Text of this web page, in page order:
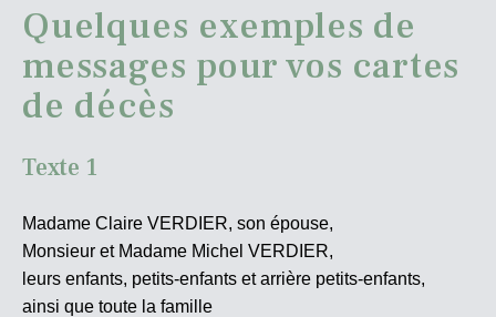
Quelques exemples de
messages pour vos cartes
de décès
Texte 1
Madame Claire VERDIER, son épouse,
Monsieur et Madame Michel VERDIER,
leurs enfants, petits-enfants et arrière petits-enfants,
ainsi que toute la famille